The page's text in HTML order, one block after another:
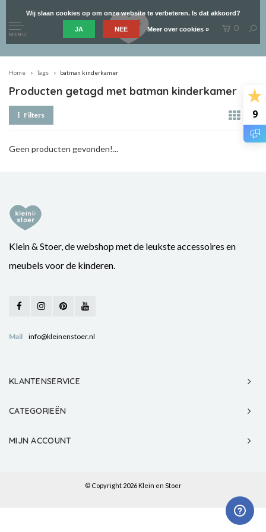
9
MENU
0
Home Tags batman kinderkamer
Producten getagd met batman kinderkamer
Filters
Geen producten gevonden!...
Klein & Stoer, de webshop met de leukste accessoires en
meubels voor de kinderen.
Mail info@kleinenstoer.nl
KLANTENSERVICE
CATEGORIEËN
MIJN ACCOUNT
© Copyright 2026 Klein en Stoer
Wij slaan cookies op om onze website te verbeteren. Is dat akkoord?
JA NEE Meer over cookies »